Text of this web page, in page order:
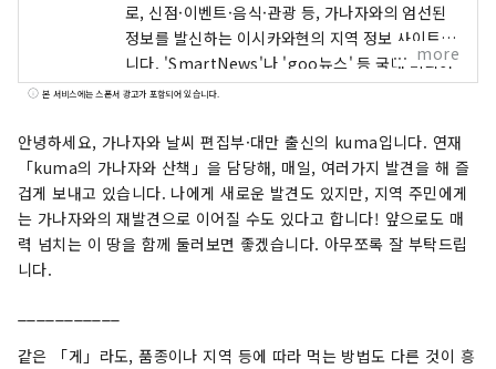
로, 신점·이벤트·음식·관광 등, 가나자와의 엄선된
정보를 발신하는 이시카와현의 지역 정보 사이트입
니다. 'SmartNews'나 'goo뉴스' 등 국내 미디어
외에도 중국, 대만, 홍콩, 태국, 베트남 등 해외 미디
있습니다.
more
본 서비스에는 스폰서 광고가 포함되어 있습니다.
안녕하세요, 가나자와 날씨 편집부·대만 출신의 kuma입니다. 연재
「kuma의 가나자와 산책」을 담당해, 매일, 여러가지 발견을 해 즐
겁게 보내고 있습니다. 나에게 새로운 발견도 있지만, 지역 주민에게
는 가나자와의 재발견으로 이어질 수도 있다고 합니다! 앞으로도 매
력 넘치는 이 땅을 함께 둘러보면 좋겠습니다. 아무쪼록 잘 부탁드립
니다.
같은 「게」라도, 품종이나 지역 등에 따라 먹는 방법도 다른 것이 흥